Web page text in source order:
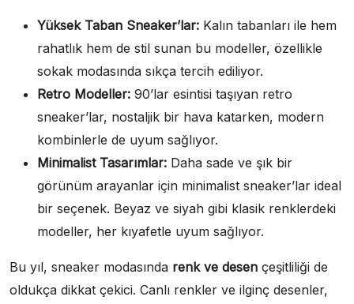
Yüksek Taban Sneaker’lar: Kalın tabanları ile hem
rahatlık hem de stil sunan bu modeller, özellikle
sokak modasında sıkça tercih ediliyor.
Retro Modeller: 90’lar esintisi taşıyan retro
sneaker’lar, nostaljik bir hava katarken, modern
kombinlerle de uyum sağlıyor.
Minimalist Tasarımlar: Daha sade ve şık bir
görünüm arayanlar için minimalist sneaker’lar ideal
bir seçenek. Beyaz ve siyah gibi klasik renklerdeki
modeller, her kıyafetle uyum sağlıyor.
Bu yıl, sneaker modasında renk ve desen çeşitliliği de
oldukça dikkat çekici. Canlı renkler ve ilginç desenler,